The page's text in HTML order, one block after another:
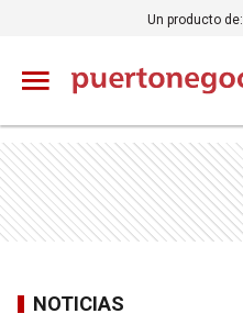
Un producto de:
NOTICIAS